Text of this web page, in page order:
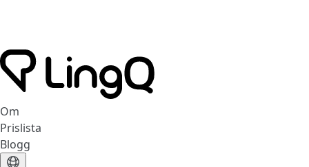
Om
Prislista
Blogg